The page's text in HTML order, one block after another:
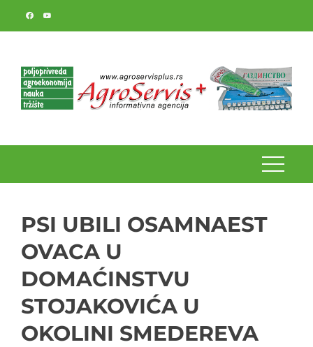
PSI UBILI OSAMNAEST
OVACA U
DOMAĆINSTVU
STOJAKOVIĆA U
OKOLINI SMEDEREVA